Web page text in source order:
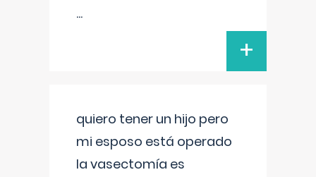
...
+
quiero tener un hijo pero
mi esposo está operado
la vasectomía es